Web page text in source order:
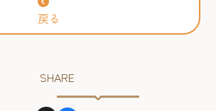
戻る
SHARE